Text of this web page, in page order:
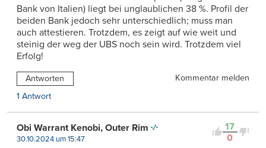
Bank von Italien) liegt bei unglaublichen 38 %. Profil der
beiden Bank jedoch sehr unterschiedlich; muss man
auch attestieren. Trotzdem, es zeigt auf wie weit und
steinig der weg der UBS noch sein wird. Trotzdem viel
Erfolg!
Antworten
Kommentar melden
1 Antwort
17
0
Obi Warrant Kenobi, Outer Rim
30.10.2024 um 15:47